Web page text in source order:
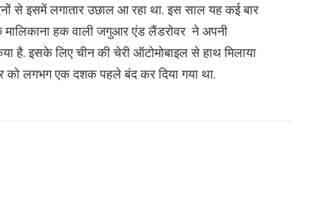
से इसमें लगातार उछाल आ रहा था. इस साल यह कई बार
हक वाली जगुआर एंड लैंडरोवर ने अपनी
है. इसके लिए चीन की चेरी ऑटोमोबाइल से हाथ मिलाया
को लगभग एक दशक पहले बंद कर दिया गया था.